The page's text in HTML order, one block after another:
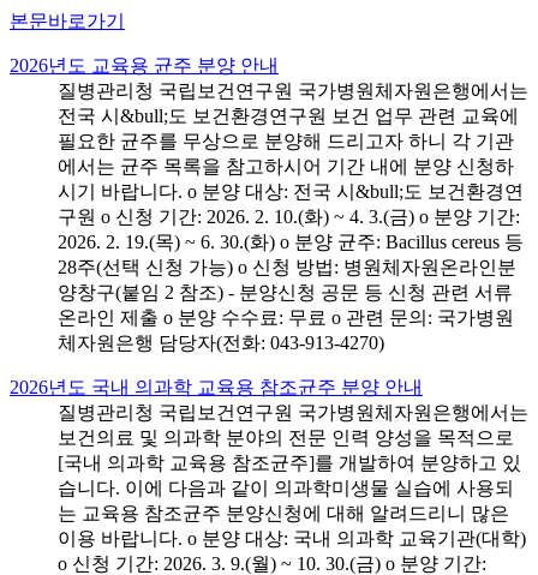
본문바로가기
2026년도 교육용 균주 분양 안내
질병관리청 국립보건연구원 국가병원체자원은행에서는
전국 시&bull;도 보건환경연구원 보건 업무 관련 교육에
필요한 균주를 무상으로 분양해 드리고자 하니 각 기관
에서는 균주 목록을 참고하시어 기간 내에 분양 신청하
시기 바랍니다. o 분양 대상: 전국 시&bull;도 보건환경연
구원 o 신청 기간: 2026. 2. 10.(화) ~ 4. 3.(금) o 분양 기간:
2026. 2. 19.(목) ~ 6. 30.(화) o 분양 균주: Bacillus cereus 등
28주(선택 신청 가능) o 신청 방법: 병원체자원온라인분
양창구(붙임 2 참조) - 분양신청 공문 등 신청 관련 서류
온라인 제출 o 분양 수수료: 무료 o 관련 문의: 국가병원
체자원은행 담당자(전화: 043-913-4270)
2026년도 국내 의과학 교육용 참조균주 분양 안내
질병관리청 국립보건연구원 국가병원체자원은행에서는
보건의료 및 의과학 분야의 전문 인력 양성을 목적으로
[국내 의과학 교육용 참조균주]를 개발하여 분양하고 있
습니다. 이에 다음과 같이 의과학미생물 실습에 사용되
는 교육용 참조균주 분양신청에 대해 알려드리니 많은
이용 바랍니다. o 분양 대상: 국내 의과학 교육기관(대학)
o 신청 기간: 2026. 3. 9.(월) ~ 10. 30.(금) o 분양 기간: